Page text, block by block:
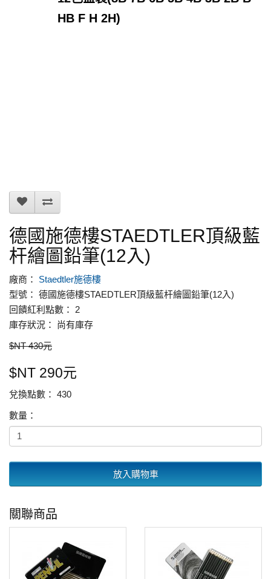
HB F H 2H)
德國施德樓STAEDTLER頂級藍
杆繪圖鉛筆(12入)
廠商： Staedtler施德樓
型號： 德國施德樓STAEDTLER頂級藍杆繪圖鉛筆(12入)
回饋紅利點數： 2
庫存狀況： 尚有庫存
$NT 430元
$NT 290元
兌換點數： 430
數量：
放入購物車
關聯商品